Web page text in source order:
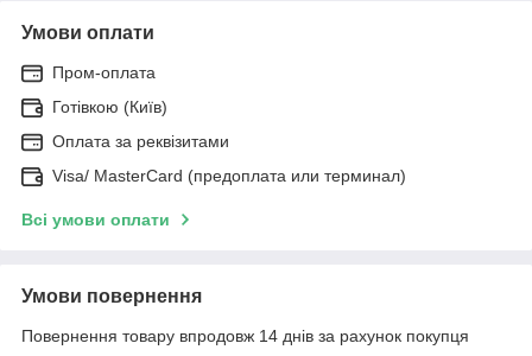
Умови оплати
Пром-оплата
Готівкою (Київ)
Оплата за реквізитами
Visa/ MasterCard (предоплата или терминал)
Всі умови оплати
Умови повернення
Повернення товару впродовж 14 днів за рахунок покупця